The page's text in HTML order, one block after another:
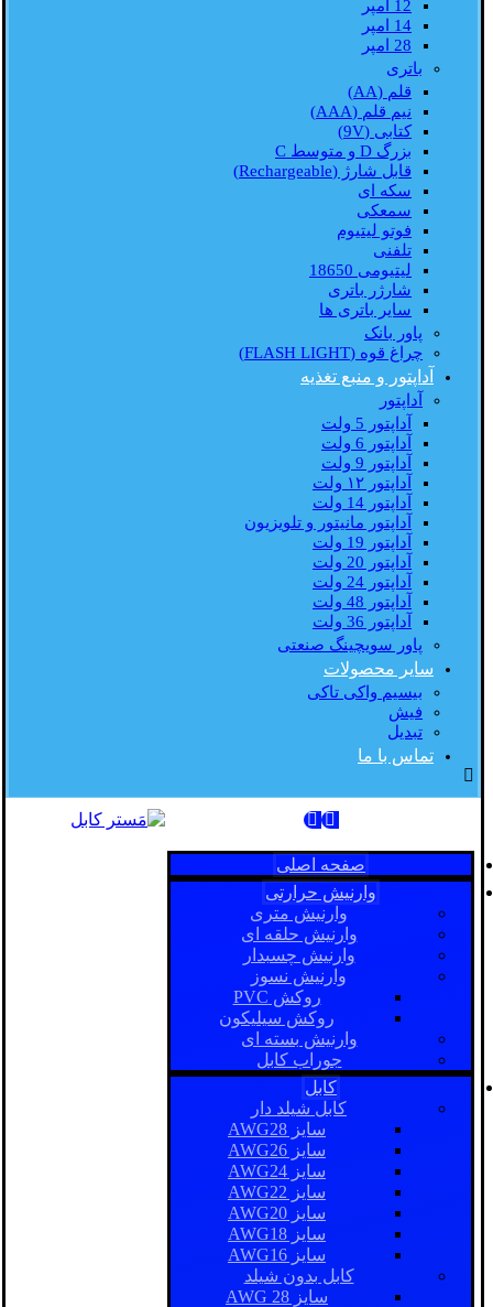
12 امپر
14 امپر
28 امپر
باتری
قلم (AA)
نیم قلم (AAA)
کتابی (9V)
بزرگ D و متوسط C
قابل شارژ (Rechargeable)
سکه ای
سمعکی
فوتو لیتیوم
تلفنی
لیتیومی 18650
شارژر باتری
سایر باتری ها
پاور بانک
چراغ قوه (FLASH LIGHT)
آداپتور و منبع تغذیه
آداپتور
آداپتور 5 ولت
آداپتور 6 ولت
آداپتور 9 ولت
آداپتور ۱۲ ولت
آداپتور 14 ولت
آداپتور مانیتور و تلویزیون
آداپتور 19 ولت
آداپتور 20 ولت
آداپتور 24 ولت
آداپتور 48 ولت
آداپتور 36 ولت
پاور سویچینگ صنعتی
سایر محصولات
بیسیم واکی تاکی
فیش
تبدیل
تماس با ما
صفحه اصلی
وارنیش حرارتی
وارنیش متری
وارنیش حلقه ای
وارنیش چسبدار
وارنیش نسوز
روکش PVC
روکش سیلیکون
وارنیش بسته ای
جوراب کابل
کابل
کابل شیلد دار
سایز AWG28
سایز AWG26
سایز AWG24
سایز AWG22
سایز AWG20
سایز AWG18
سایز AWG16
کابل بدون شیلد
سایز AWG 28